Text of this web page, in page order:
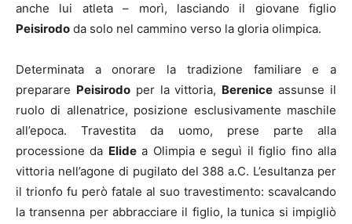
anche lui atleta – morì, lasciando il giovane figlio
Peisirodo da solo nel cammino verso la gloria olimpica.
Determinata a onorare la tradizione familiare e a
preparare Peisirodoper la vittoria, Berenice assunse il
ruolo di allenatrice, posizione esclusivamente maschile
all’epoca. Travestita da uomo, prese parte alla
processione da Elidea Olimpia e seguì il figlio fino alla
vittoria nell’agone di pugilato del 388 a.C. L’esultanza per
il trionfo fu però fatale al suo travestimento: scavalcando
la transenna per abbracciare il figlio, la tunica si impigliò